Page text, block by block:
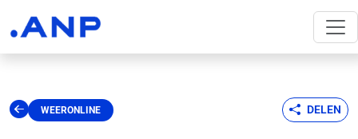
WEERONLINE DELEN